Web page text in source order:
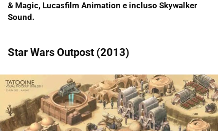
& Magic, Lucasfilm Animation e incluso Skywalker
Sound.
Star Wars Outpost (2013)